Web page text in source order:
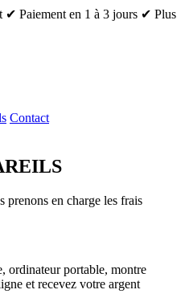
✔ Paiement en 1 à 3 jours ✔ Plus
Contact
prenons en charge les frais
ordinateur portable, montre
et recevez votre argent